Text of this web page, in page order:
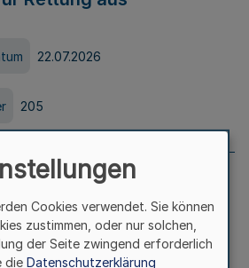
22.07.2026
205
Nr. 204 vom
Cookies verwendet. Sie können
zustimmen, oder nur solchen,
der Seite zwingend erforderlich
die Datenschutzerklärung